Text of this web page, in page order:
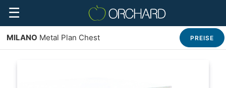
☰
MILANO Metal Plan Chest PREISE